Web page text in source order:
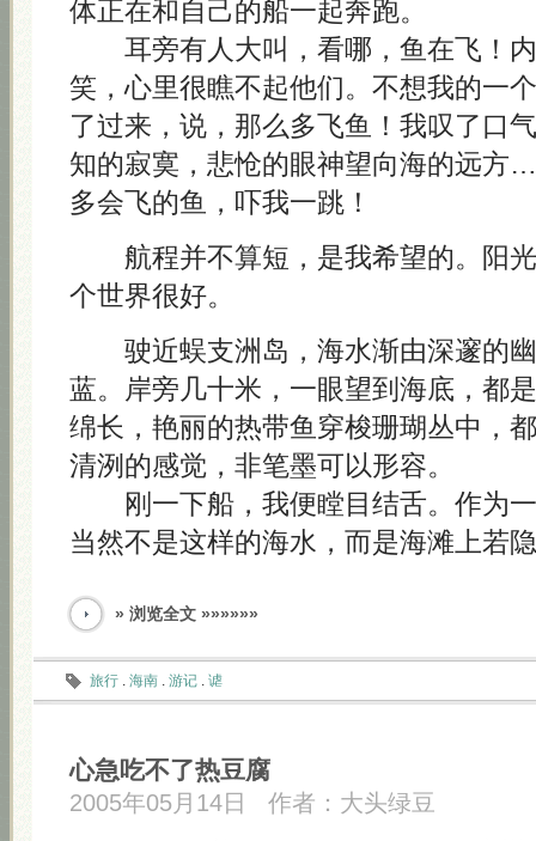
体正在和自己的船一起奔跑。
耳旁有人大叫，看哪，鱼在飞！内
笑，心里很瞧不起他们。不想我的一
了过来，说，那么多飞鱼！我叹了口
知的寂寞，悲怆的眼神望向海的远
多会飞的鱼，吓我一跳！
航程并不算短，是我希望的。阳光
个世界很好。
驶近蜈支洲岛，海水渐由深邃的幽
蓝。岸旁几十米，一眼望到海底，都
绵长，艳丽的热带鱼穿梭珊瑚丛中，
清洌的感觉，非笔墨可以形容。
刚一下船，我便瞠目结舌。作为一
当然不是这样的海水，而是海滩上若
» 浏览全文 »»»»»»
旅行 . 海南 . 游记 . 谑
心急吃不了热豆腐
2005年05月14日 作者： 大头绿豆